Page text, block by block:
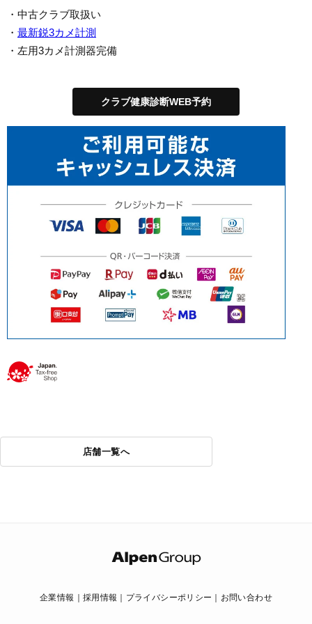
・中古クラブ取扱い
・ 最新鋭3カメ計測
・左用3カメ計測器完備
クラブ健康診断WEB予約
店舗一覧へ
企業情報 採用情報 プライバシーポリシー お問い合わせ